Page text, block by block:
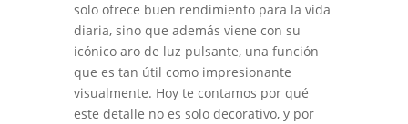
solo ofrece buen rendimiento para la vida
diaria, sino que además viene con su
icónico aro de luz pulsante, una función
que es tan útil como impresionante
visualmente. Hoy te contamos por qué
este detalle no es solo decorativo, y por